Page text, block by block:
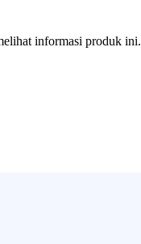
informasi produk ini.